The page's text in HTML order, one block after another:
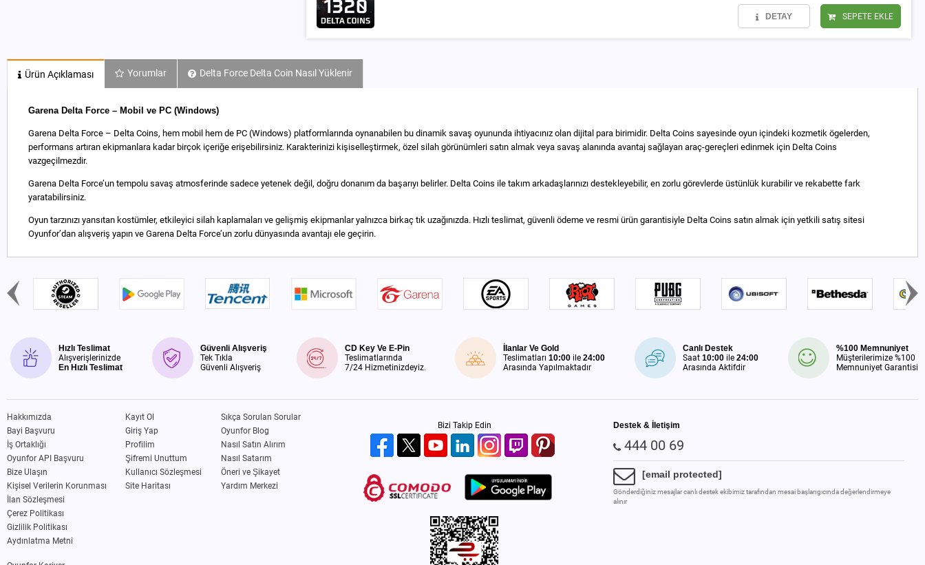
DETAY SEPETE EKLE
Ürün Açıklaması Yorumlar Delta Force Delta Coin Nasıl Yüklenir
Garena Delta Force – Mobil ve PC (Windows)
Garena Delta Force – Delta Coins, hem mobil hem de PC (Windows) platformlarında oynanabilen bu dinamik savaş oyununda ihtiyacınız olan dijital para birimidir. Delta Coins sayesinde oyun içindeki kozmetik ögelerden,
performans artıran ekipmanlara kadar birçok içeriğe erişebilirsiniz. Karakterinizi kişiselleştirmek, özel silah görünümleri satın almak veya savaş alanında avantaj sağlayan araç-gereçleri edinmek için Delta Coins
vazgeçilmezdir.
Garena Delta Force’un tempolu savaş atmosferinde sadece yetenek değil, doğru donanım da başarıyı belirler. Delta Coins ile takım arkadaşlarınızı destekleyebilir, en zorlu görevlerde üstünlük kurabilir ve rekabette fark
yaratabilirsiniz.
Oyun tarzınızı yansıtan kostümler, etkileyici silah kaplamaları ve gelişmiş ekipmanlar yalnızca birkaç tık uzağınızda. Hızlı teslimat, güvenli ödeme ve resmi ürün garantisiyle Delta Coins satın almak için yetkili satış sitesi
Oyunfor’dan alışveriş yapın ve Garena Delta Force’un zorlu dünyasında avantajı ele geçirin.
Hızlı Teslimat
Alışverişlerinizde
En Hızlı Teslimat
Güvenli Alışveriş
Tek Tıkla
Güvenli Alışveriş
CD Key Ve E-Pin
Teslimatlarında
7/24 Hizmetinizdeyiz.
İlanlar Ve Gold
Teslimatları10:00 ile24:00
Arasında Yapılmaktadır
Canlı Destek
Saat10:00 ile24:00
Arasında Aktifdir
%100 Memnuniyet
Müşterilerimize %100
Memnuniyet Garantisi
Hakkımızda
Bayi Başvuru
İş Ortaklığı
Oyunfor API Başvuru
Bize Ulaşın
Kişisel Verilerin Korunması
İlan Sözleşmesi
Çerez Politikası
Gizlilik Politikası
Aydınlatma Metni
Kayıt Ol
Giriş Yap
Profilim
Şifremi Unuttum
Kullanıcı Sözleşmesi
Site Haritası
Sıkça Sorulan Sorular
Oyunfor Blog
Nasıl Satın Alırım
Nasıl Satarım
Öneri ve Şikayet
Yardım Merkezi
Bizi Takip Edin Destek & İletişim
444 00 69
[email protected]
Gönderdiğiniz mesajlar canlı destek ekibimiz tarafından mesai başlangıcında değerlendirmeye
alınır